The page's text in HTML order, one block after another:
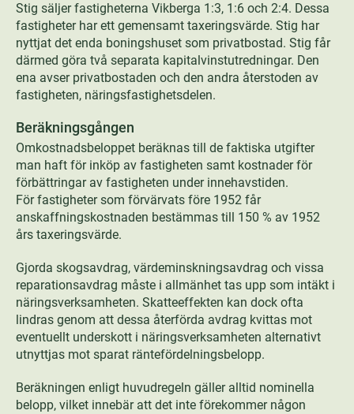
Stig säljer fastigheterna Vikberga 1:3, 1:6 och 2:4. Dessa
fastigheter har ett gemensamt taxeringsvärde. Stig har
nyttjat det enda boningshuset som privatbostad. Stig får
därmed göra två separata kapitalvinstutredningar. Den
ena avser privatbostaden och den andra återstoden av
fastigheten, näringsfastighetsdelen.
Beräkningsgången
Omkostnadsbeloppet beräknas till de faktiska utgifter
man haft för inköp av fastigheten samt kostnader för
förbättringar av fastigheten under innehavstiden.
För fastigheter som förvärvats före 1952 får
anskaffningskostnaden bestämmas till 150 % av 1952
års taxeringsvärde.
Gjorda skogsavdrag, värdeminskningsavdrag och vissa
reparationsavdrag måste i allmänhet tas upp som intäkt i
näringsverksamheten. Skatteeffekten kan dock ofta
lindras genom att dessa återförda avdrag kvittas mot
eventuellt underskott i näringsverksamheten alternativt
utnyttjas mot sparat räntefördelningsbelopp.
Beräkningen enligt huvudregeln gäller alltid nominella
belopp, vilket innebär att det inte förekommer någon